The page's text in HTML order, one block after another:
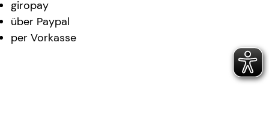
giropay
über Paypal
per Vorkasse